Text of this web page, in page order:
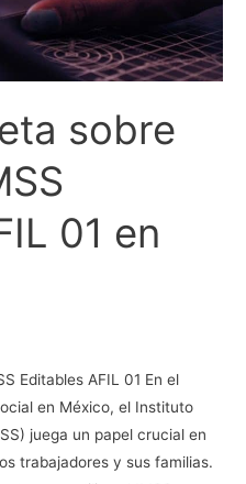
sobre
01 en
Editables AFIL 01 En el
en México, el Instituto
juega un papel crucial en
trabajadores y sus familias.